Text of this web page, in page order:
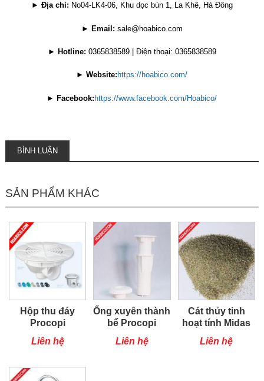
► Địa chỉ: No04-LK4-06, Khu dọc bún 1, La Khê, Hà Đông
► Email: sale@hoabico.com
► Hotline: 0365838589 | Điện thoại: 0365838589
►Website: https://hoabico.com/
►Facebook:https://www.facebook.com/Hoabico/
BÌNH LUẬN
SẢN PHẨM KHÁC
Hộp thu đáy
Procopi
Liên hệ
Ống xuyên thành
bể Procopi
Liên hệ
Cát thủy tinh
hoạt tính Midas
Liên hệ